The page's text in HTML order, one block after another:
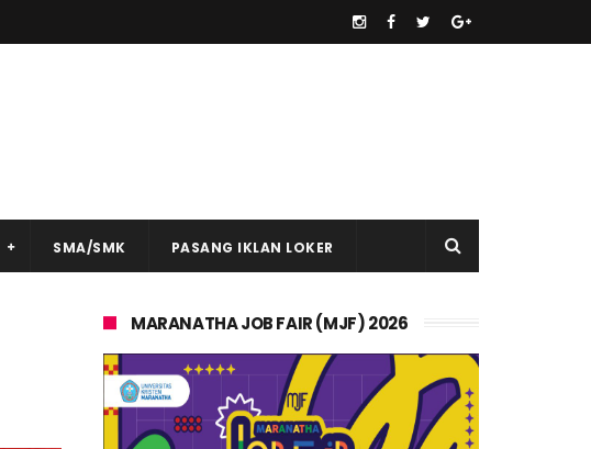
SMA/SMK PASANG IKLAN LOKER
MARANATHA JOB FAIR (MJF) 2026